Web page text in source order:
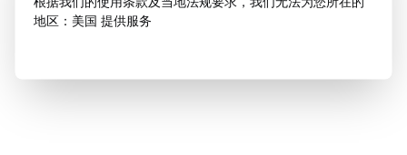
地区：美国 提供服务